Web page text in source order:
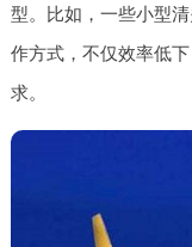
型。比如，一些小型
作方式，不仅效率低
求。